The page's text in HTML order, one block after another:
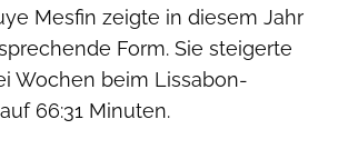
Mesfin zeigte in diesem Jahr
Form. Sie steigerte
Wochen beim Lissabon-
66:31 Minuten.